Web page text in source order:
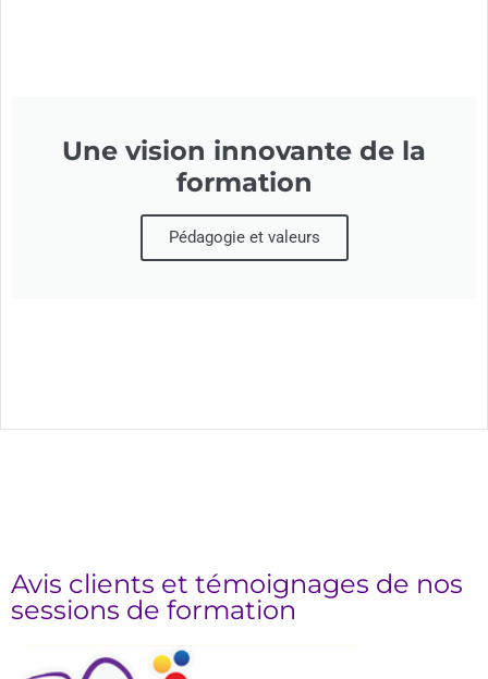
Une vision innovante de la
formation
Pédagogie et valeurs
Avis clients et témoignages de nos
sessions de formation